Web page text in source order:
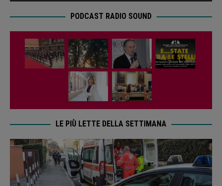
PODCAST RADIO SOUND
LE PIÙ LETTE DELLA SETTIMANA